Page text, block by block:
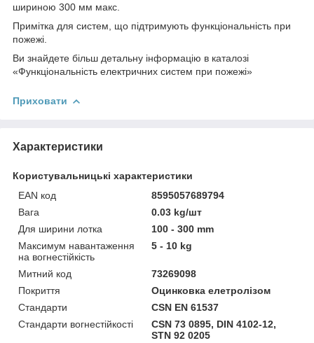
шириною 300 мм макс.
Примітка для систем, що підтримують функціональність при
пожежі.
Ви знайдете більш детальну інформацію в каталозі
«Функціональність електричних систем при пожежі»
Приховати
Характеристики
Користувальницькі характеристики
EAN код
8595057689794
Вага
0.03 kg/шт
Для ширини лотка
100 - 300 mm
Максимум навантаження
на вогнестійкість
5 - 10 kg
Митний код
73269098
Покриття
Оцинковка елетролізом
Стандарти
CSN EN 61537
Стандарти вогнестійкості
CSN 73 0895, DIN 4102-12,
STN 92 0205